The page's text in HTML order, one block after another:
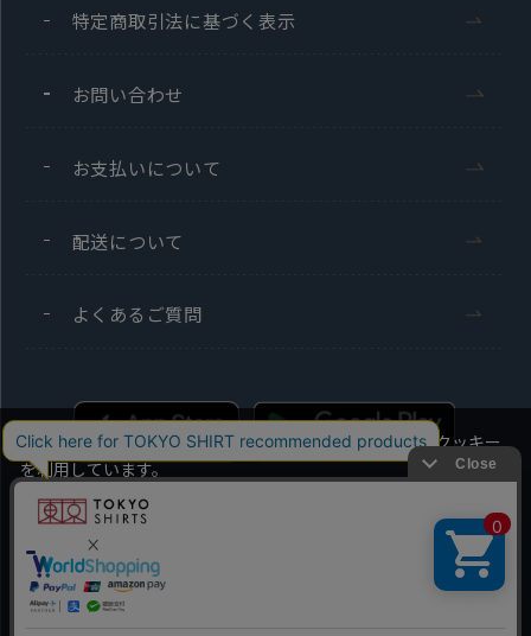
特定商取引法に基づく表示
お問い合わせ
お支払いについて
配送について
よくあるご質問
Copyright TOKYO SHIRTS Co.,Ltd. All rights reserved.
当社のウェブサイトでは、お客様の利便性向上のためにクッキー
を利用しています。
本ウェブサイトをこのままご利用になる場合、クッキーの使用に
同意いただいたものとみなします。
クッキーを通じて収集する情報には、「お客様個人を特定できる
情報」は一切含まれておりません。詳細は
クッキーポリシーをご
確認ください。